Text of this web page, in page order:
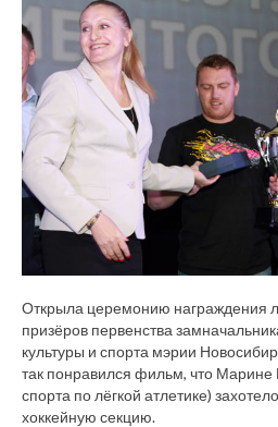
Открыла церемонию награждения
призёров первенства
культуры и спорта мэрии
так понравился фильм, что Марине
спорта по лёгкой атлетике)
хоккейную секцию.